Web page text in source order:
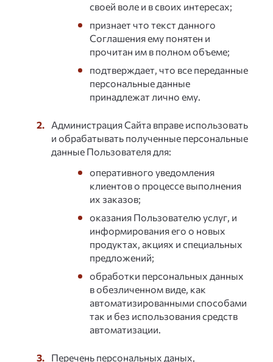
своей воле и в своих интересах;
признает что текст данного
Соглашения ему понятен и
прочитан им в полном объеме;
подтверждает, что все переданные
персональные данные
принадлежат лично ему.
Администрация Сайта вправе использовать
и обрабатывать полученные персональные
данные Пользователя для:
оперативного уведомления
клиентов о процессе выполнения
их заказов;
оказания Пользователю услуг, и
информирования его о новых
продуктах, акциях и специальных
предложений;
обработки персональных данных
в обезличенном виде, как
автоматизированными способами
так и без использования средств
автоматизации.
Перечень персональных даных,